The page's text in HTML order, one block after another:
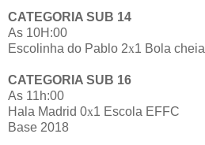
CATEGORIA SUB 14
As 10H:00
Escolinha do Pablo 2x1 Bola cheia
CATEGORIA SUB 16
As 11h:00
Hala Madrid 0x1 Escola EFFC
Base 2018